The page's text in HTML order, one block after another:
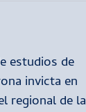
estudios de
invicta en
regional de la